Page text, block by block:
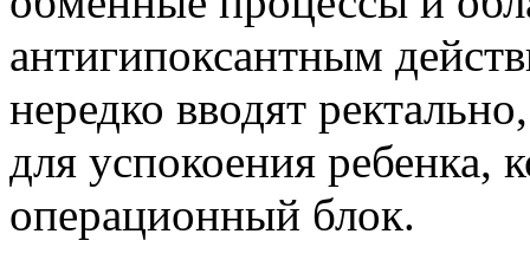
антигипоксантным
нередко вводят
для успокоения ребенка,
операционный блок.